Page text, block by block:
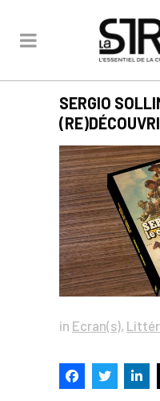
SERGIO
in Ecran(s),